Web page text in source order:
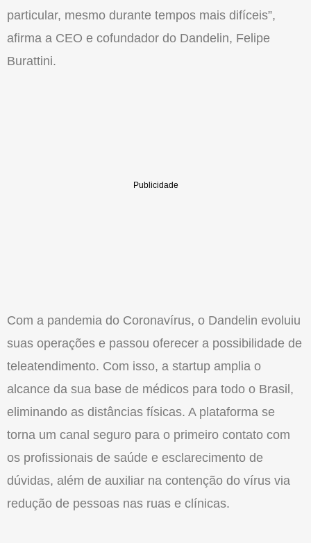
particular, mesmo durante tempos mais difíceis”,
afirma a CEO e cofundador do Dandelin, Felipe
Burattini.
Com a pandemia do Coronavírus, o Dandelin evoluiu
suas operações e passou oferecer a possibilidade de
teleatendimento. Com isso, a startup amplia o
alcance da sua base de médicos para todo o Brasil,
eliminando as distâncias físicas. A plataforma se
torna um canal seguro para o primeiro contato com
os profissionais de saúde e esclarecimento de
dúvidas, além de auxiliar na contenção do vírus via
redução de pessoas nas ruas e clínicas.